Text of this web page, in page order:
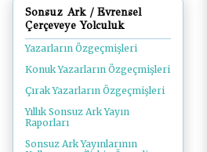
Sonsuz Ark / Evrensel
Çerçeveye Yolculuk
Yazarların Özgeçmişleri
Konuk Yazarların Özgeçmişleri
Çırak Yazarların Özgeçmişleri
Yıllık Sonsuz Ark Yayın
Raporları
Sonsuz Ark Yayınlarının